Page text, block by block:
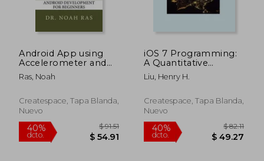
40% 45%
Android App using
Accelerometer and
GPS (en Inglés)
Ras, Noah
Createspace, Tapa Blanda,
Nuevo
iOS 7 Programming:
A Quantitative
Approach (en Inglés)
Liu, Henry H.
Createspace, Tapa Blanda,
Nuevo